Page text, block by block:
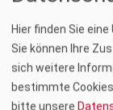
Hier finden Sie
Sie können Ihre
sich weitere
bestimmte
bitte unsere
Foto: Benjamin